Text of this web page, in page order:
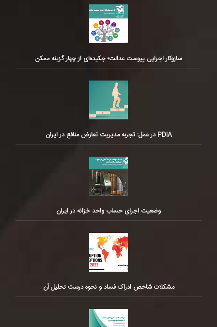
سازوکار اجرایی پیوست عدالت؛ چکیده‌ای از چهار گزینه ممکن
PDIA در عمل: تجربه مدیریت تعارض منافع در ایران
وضعیت اجرای حساب واحد خزانه در ایران
مشکلات شاخص ادراک فساد و نحوه درست تحلیل آن